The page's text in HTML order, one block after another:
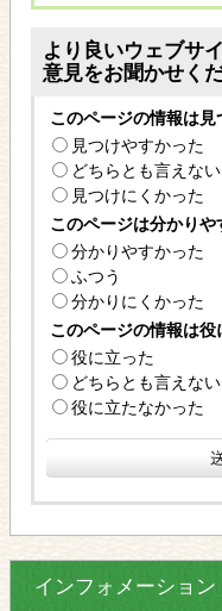
より良いウェブサ
意見をお聞かせく
このページの情報は見
見つけやすかった
どちらとも言えない
見つけにくかった
このページは分かりや
分かりやすかった
ふつう
分かりにくかった
このページの情報は役
役に立った
どちらとも言えない
役に立たなかった
インフォメーション